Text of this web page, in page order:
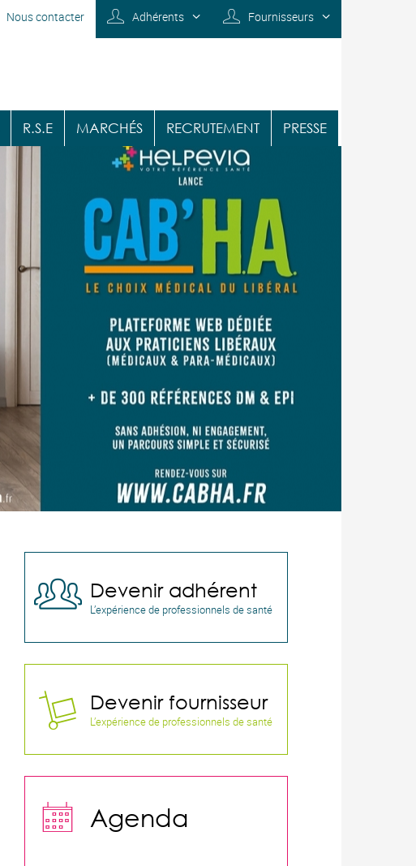
Nous contacter Adhérents Fournisseurs
R.S.E MARCHÉS RECRUTEMENT PRESSE
 Devenir adhérent
L’expérience de professionnels de santé
 Devenir fournisseur
L’expérience de professionnels de santé
 Agenda